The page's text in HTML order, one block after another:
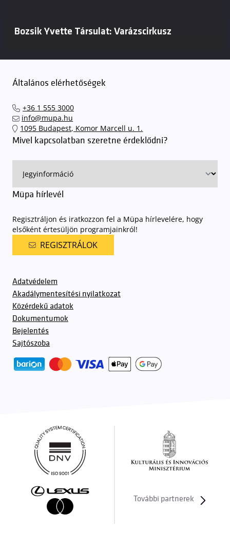
Bozsik Yvette Társulat: Varázscirkusz
Általános elérhetőségek
+36 1 555 3000
info@mupa.hu
1095 Budapest, Komor Marcell u. 1.
Mivel kapcsolatban szeretne érdeklődni?
Müpa hírlevél
Regisztráljon és iratkozzon fel a Müpa hírlevelére, hogy
elsőként értesüljön programjainkról!
REGISZTRÁLOK
Adatvédelem
Akadálymentesítési nyilatkozat
Közérdekű adatok
Dokumentumok
Bejelentés
Sajtószoba
További partnerek